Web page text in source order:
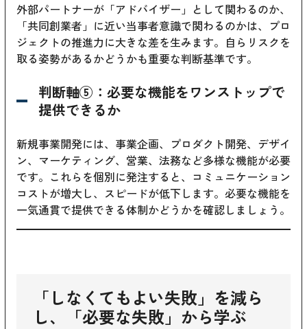
外部パートナーが「アドバイザー」として関わるのか、
「共同創業者」に近い当事者意識で関わるのかは、プロ
ジェクトの推進力に大きな差を生みます。自らリスクを
取る姿勢があるかどうかも重要な判断基準です。
判断軸⑤：必要な機能をワンストップで
提供できるか
新規事業開発には、事業企画、プロダクト開発、デザイ
ン、マーケティング、営業、法務など多様な機能が必要
です。これらを個別に発注すると、コミュニケーション
コストが増大し、スピードが低下します。必要な機能を
一気通貫で提供できる体制かどうかを確認しましょう。
「しなくてもよい失敗」を減ら
し、「必要な失敗」から学ぶ